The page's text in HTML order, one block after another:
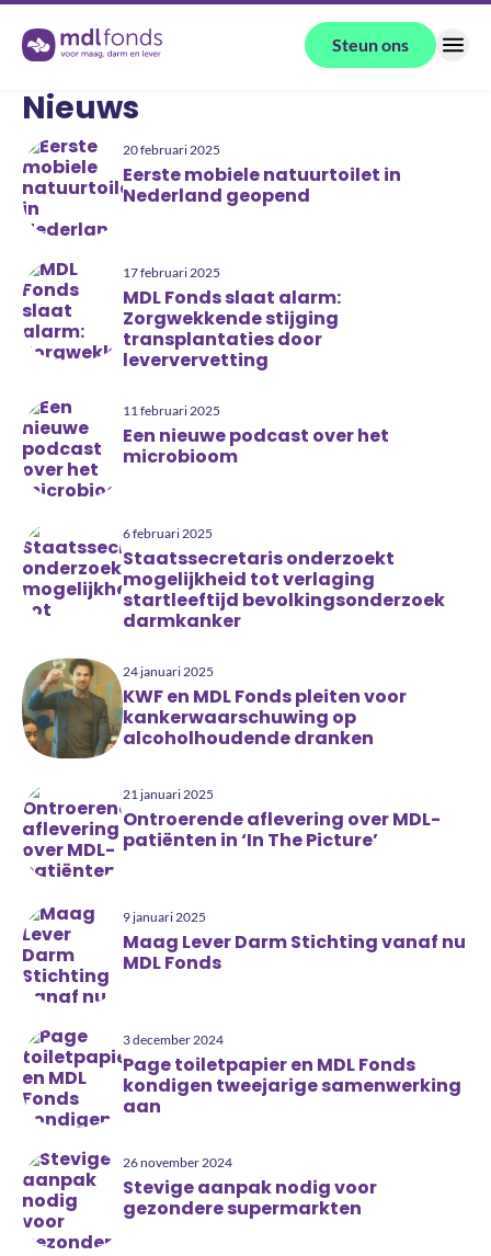
Terug naar de homepage Steun ons
Nieuws
20 februari 2025
Eerste mobiele natuurtoilet in
Nederland geopend
17 februari 2025
MDL Fonds slaat alarm:
Zorgwekkende stijging
transplantaties door
leververvetting
11 februari 2025
Een nieuwe podcast over het
microbioom
6 februari 2025
Staatssecretaris onderzoekt
mogelijkheid tot verlaging
startleeftijd bevolkingsonderzoek
darmkanker
24 januari 2025
KWF en MDL Fonds pleiten voor
kankerwaarschuwing op
alcoholhoudende dranken
21 januari 2025
Ontroerende aflevering over MDL-
patiënten in ‘In The Picture’
9 januari 2025
Maag Lever Darm Stichting vanaf nu
MDL Fonds
3 december 2024
Page toiletpapier en MDL Fonds
kondigen tweejarige samenwerking
aan
26 november 2024
Stevige aanpak nodig voor
gezondere supermarkten